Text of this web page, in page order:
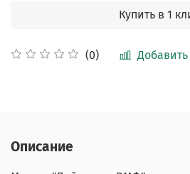
(0)
Купить в 1
Описание